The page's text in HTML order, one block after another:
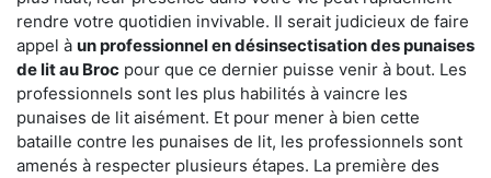
rendre votre quotidien invivable. Il serait judicieux de faire
appel à un professionnel en désinsectisation des punaises
de lit au Broc pour que ce dernier puisse venir à bout. Les
professionnels sont les plus habilités à vaincre les
punaises de lit aisément. Et pour mener à bien cette
bataille contre les punaises de lit, les professionnels sont
amenés à respecter plusieurs étapes. La première des